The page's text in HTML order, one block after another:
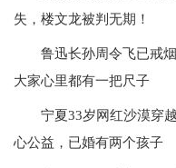
失，楼文龙被判无期！
鲁迅长孙周令飞已戒烟
大家心里都有一把尺子
宁夏33岁网红沙漠穿越
心公益，已婚有两个孩子